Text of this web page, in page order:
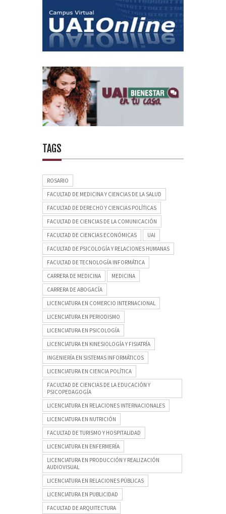
TAGS
ROSARIO
FACULTAD DE MEDICINA Y CIENCIAS DE LA SALUD
FACULTAD DE DERECHO Y CIENCIAS POLÍTICAS
FACULTAD DE CIENCIAS DE LA COMUNICACIÓN
FACULTAD DE CIENCIAS ECONÓMICAS
UAI
FACULTAD DE PSICOLOGÍA Y RELACIONES HUMANAS
FACULTAD DE TECNOLOGÍA INFORMÁTICA
CARRERA DE MEDICINA
MEDICINA
CARRERA DE ABOGACÍA
LICENCIATURA EN COMERCIO INTERNACIONAL
LICENCIATURA EN PERIODISMO
LICENCIATURA EN PSICOLOGÍA
LICENCIATURA EN KINESIOLOGÍA Y FISIATRÍA
INGENIERÍA EN SISTEMAS INFORMÁTICOS
LICENCIATURA EN CIENCIA POLÍTICA
FACULTAD DE CIENCIAS DE LA EDUCACIÓN Y
PSICOPEDAGOGÍA
LICENCIATURA EN RELACIONES INTERNACIONALES
LICENCIATURA EN NUTRICIÓN
FACULTAD DE TURISMO Y HOSPITALIDAD
LICENCIATURA EN ENFERMERÍA
LICENCIATURA EN PRODUCCIÓN Y REALIZACIÓN
AUDIOVISUAL
LICENCIATURA EN RELACIONES PÚBLICAS
LICENCIATURA EN PUBLICIDAD
FACULTAD DE ARQUITECTURA